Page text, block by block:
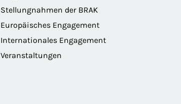
Stellungnahmen der BRAK
Europäisches Engagement
Internationales Engagement
Veranstaltungen